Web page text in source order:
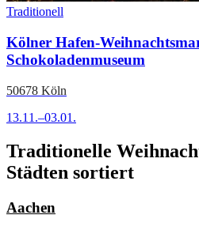
Traditionell
Kölner Hafen-
Schokoladenmuseum
50678 Köln
13.11.–03.01.
Traditionelle
Städten sortiert
Aachen